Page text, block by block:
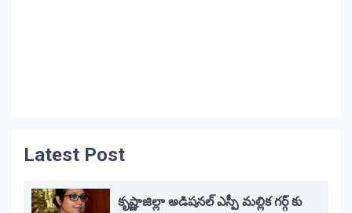
Latest Post
కృష్ణాజిల్లా అడిషనల్ ఎస్పీ మల్లిక గర్గ్ కు